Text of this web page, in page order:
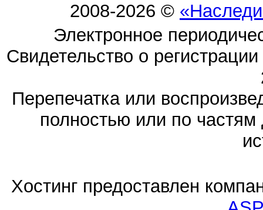
2008-2026 ©
Электронное
Свидетельство о
Перепечатка или
полностью или по частям
Хостинг предоставлен